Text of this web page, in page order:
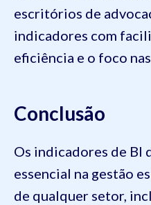
escritórios de
indicadores com
eficiência e o foco
Conclusão
Os indicadores de BI
essencial na gestão
de qualquer setor,